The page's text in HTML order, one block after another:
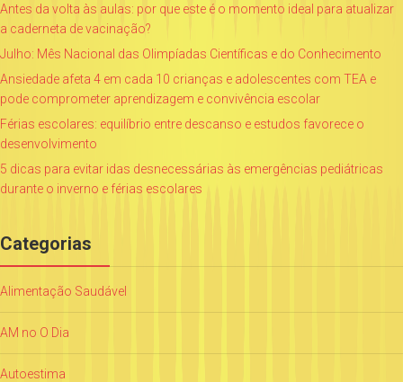
Antes da volta às aulas: por que este é o momento ideal para atualizar
a caderneta de vacinação?
Julho: Mês Nacional das Olimpíadas Científicas e do Conhecimento
Ansiedade afeta 4 em cada 10 crianças e adolescentes com TEA e
pode comprometer aprendizagem e convivência escolar
Férias escolares: equilíbrio entre descanso e estudos favorece o
desenvolvimento
5 dicas para evitar idas desnecessárias às emergências pediátricas
durante o inverno e férias escolares
Categorias
Alimentação Saudável
AM no O Dia
Autoestima